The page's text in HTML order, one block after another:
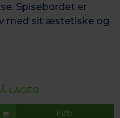
Spisebordet er
med sit æstetiske og
LAGER
Køb